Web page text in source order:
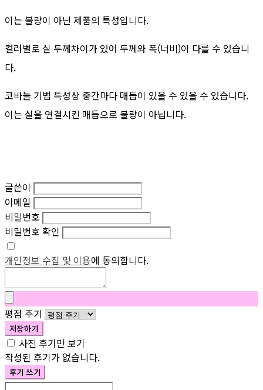
이는 불량이 아닌 제품의 특성입니다.
컬러별로 실 두께차이가 있어 두께와 폭(너비)이 다를 수 있습니
다.
코바늘 기법 특성상 중간마다 매듭이 있을 수 있을 수 있습니다.
이는 실을 연결시킨 매듭으로 불량이 아닙니다.
글쓴이
이메일
비밀번호
비밀번호 확인
개인정보 수집 및 이용에 동의합니다.
평점 주기
저장하기
사진 후기만 보기
작성된 후기가 없습니다.
후기 쓰기